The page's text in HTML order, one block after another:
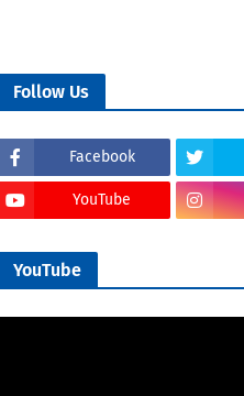
Follow Us
Facebook
YouTube
YouTube